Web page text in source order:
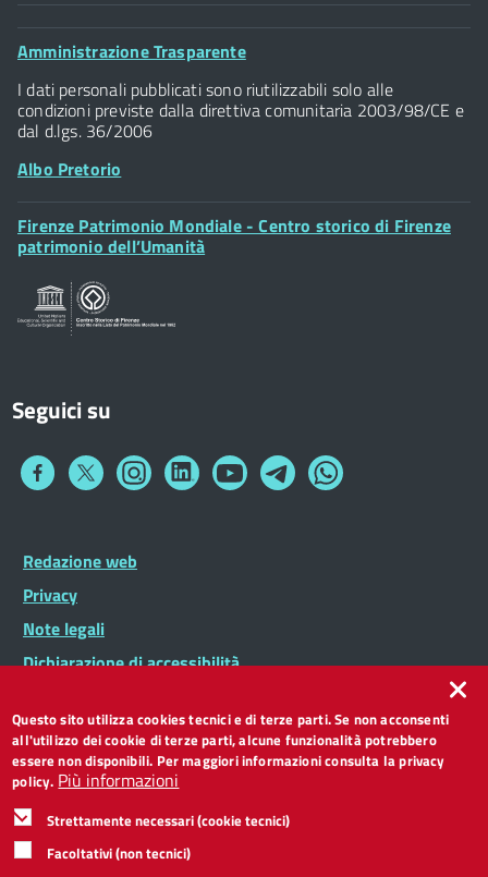
Comune di Firenze
Palazzo Vecchio
Piazza della Signoria - 50122, Firenze
P.IVA 01307110484
Posta Elettronica Certificata
Footer
Amministrazione Trasparente
I dati personali pubblicati sono riutilizzabili solo alle
condizioni previste dalla direttiva comunitaria 2003/98/CE e
dal d.lgs. 36/2006
Albo Pretorio
Footer
Widget
Firenze Patrimonio Mondiale - Centro storico di Firenze
patrimonio dell’Umanità
Seguici su
Collegamento
Collegamento
a
Collegamento
a
Collegamento
a
Collegamento
a
Collegamento
a
Collegamento
a
Footer
Widget
Footer
menu
Redazione web
Privacy
Note legali
Dichiarazione di accessibilità
Questo sito utilizza cookies tecnici e di terze parti. Se non acconsenti
all'utilizzo dei cookie di terze parti, alcune funzionalità potrebbero
essere non disponibili. Per maggiori informazioni consulta la privacy
policy. Più informazioni
Strettamente necessari (cookie tecnici)
Facoltativi (non tecnici)